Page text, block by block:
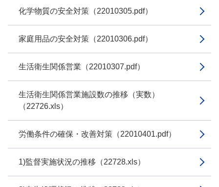
化学物質の安全対策（22010305.pdf）
家庭用品の安全対策（22010306.pdf）
生活衛生関係営業（22010307.pdf）
生活衛生関係営業施設数の推移（実数）
（22726.xls）
労働条件の確保・改善対策（22010401.pdf）
1)監督実施状況の推移（22728.xls）